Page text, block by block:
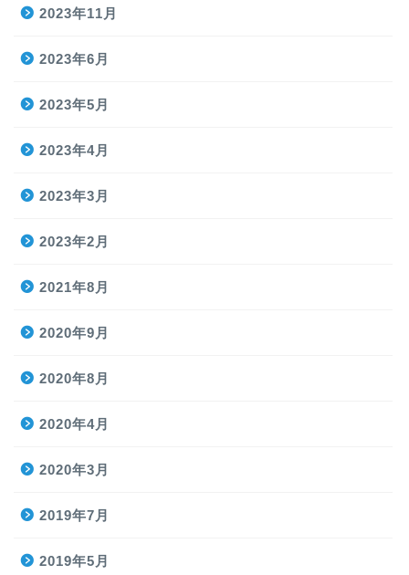
2023年11月
2023年6月
2023年5月
2023年4月
2023年3月
2023年2月
2021年8月
2020年9月
2020年8月
2020年4月
2020年3月
2019年7月
2019年5月